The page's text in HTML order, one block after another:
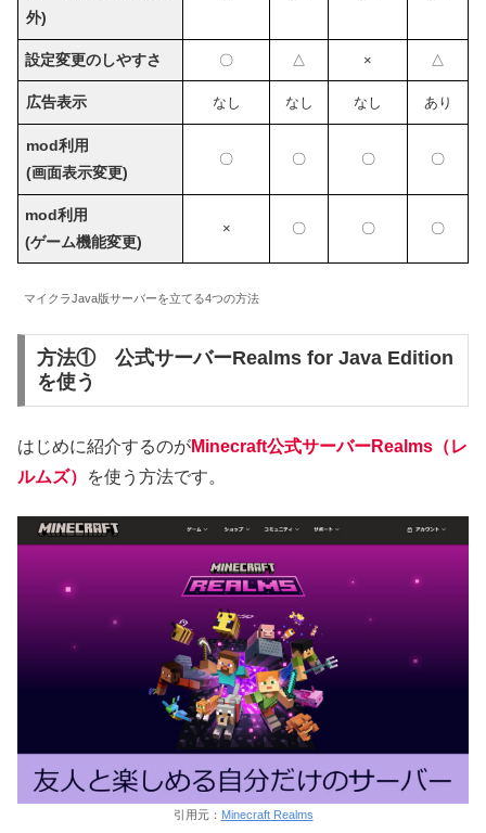
外)
設定変更のしやすさ 〇 △ × △
広告表示 なし なし なし あり
mod利用
(画面表示変更)
〇 〇 〇 〇
mod利用
(ゲーム機能変更)
× 〇 〇 〇
マイクラJava版サーバーを立てる4つの方法
方法① 公式サーバーRealms for Java Edition
を使う
はじめに紹介するのがMinecraft公式サーバーRealms（レ
ルムズ）
を使う方法です。
引用元： Minecraft Realms